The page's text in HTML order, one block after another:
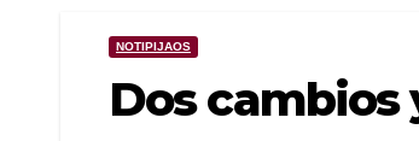
NOTIPIJAOS
Dos cambios